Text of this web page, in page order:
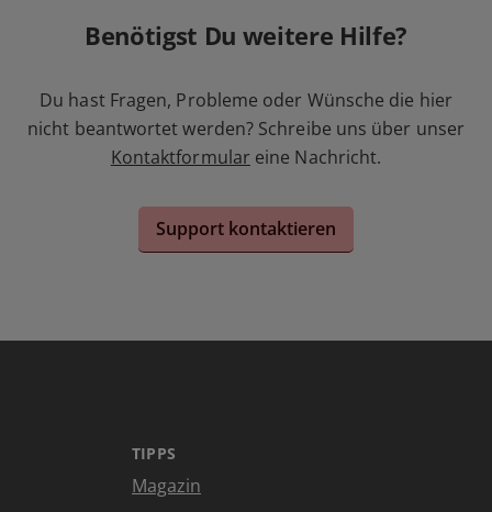
Benötigst Du weitere Hilfe?
Du hast Fragen, Probleme oder Wünsche die hier
nicht beantwortet werden? Schreibe uns über unser
Kontaktformular eine Nachricht.
Support kontaktieren
TIPPS
Magazin